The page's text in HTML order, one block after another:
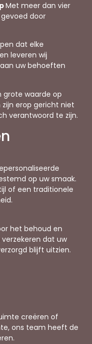
Met meer dan vier
door
dat elke
leveren wij
uw behoeften
grote waarde op
zijn erop gericht niet
verantwoord te zijn.
op uw smaak.
of een traditionele
het behoud en
dat uw
blijft uitzien.
creëren of
ons team heeft de